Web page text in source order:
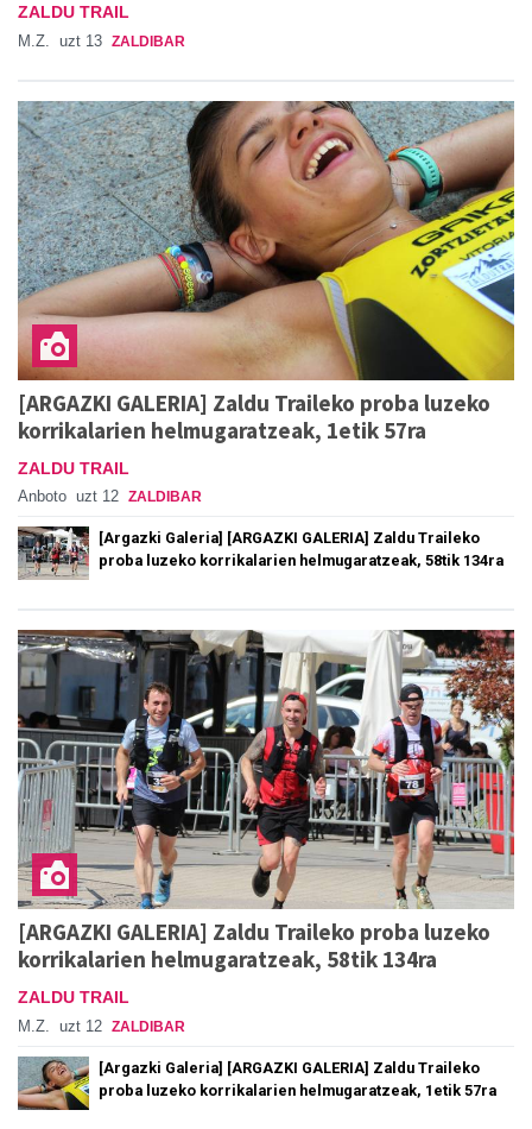
ZALDU TRAIL
M.Z. uzt 13 ZALDIBAR
[ARGAZKI GALERIA] Zaldu Traileko proba luzeko
korrikalarien helmugaratzeak, 1etik 57ra
ZALDU TRAIL
Anboto uzt 12 ZALDIBAR
[Argazki Galeria] [ARGAZKI GALERIA] Zaldu Traileko
proba luzeko korrikalarien helmugaratzeak, 58tik 134ra
[ARGAZKI GALERIA] Zaldu Traileko proba luzeko
korrikalarien helmugaratzeak, 58tik 134ra
ZALDU TRAIL
M.Z. uzt 12 ZALDIBAR
[Argazki Galeria] [ARGAZKI GALERIA] Zaldu Traileko
proba luzeko korrikalarien helmugaratzeak, 1etik 57ra